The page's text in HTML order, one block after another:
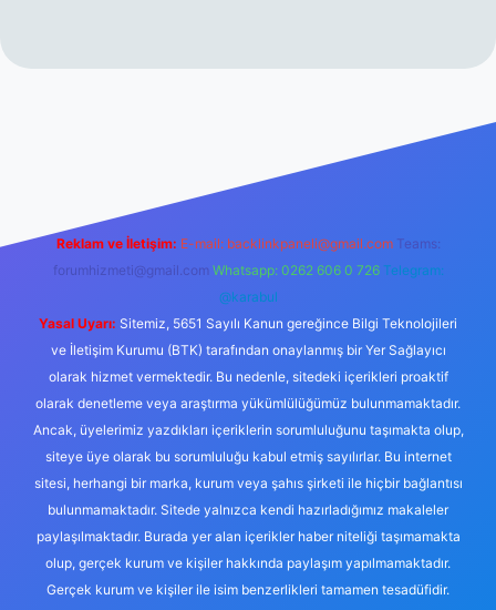
Reklam ve İletişim: E-mail: backlinkpaneli@gmail.com Teams:
forumhizmeti@gmail.com Whatsapp: 0262 606 0 726 Telegram:
@karabul
Yasal Uyarı: Sitemiz, 5651 Sayılı Kanun gereğince Bilgi Teknolojileri
ve İletişim Kurumu (BTK) tarafından onaylanmış bir Yer Sağlayıcı
olarak hizmet vermektedir. Bu nedenle, sitedeki içerikleri proaktif
olarak denetleme veya araştırma yükümlülüğümüz bulunmamaktadır.
Ancak, üyelerimiz yazdıkları içeriklerin sorumluluğunu taşımakta olup,
siteye üye olarak bu sorumluluğu kabul etmiş sayılırlar. Bu internet
sitesi, herhangi bir marka, kurum veya şahıs şirketi ile hiçbir bağlantısı
bulunmamaktadır. Sitede yalnızca kendi hazırladığımız makaleler
paylaşılmaktadır. Burada yer alan içerikler haber niteliği taşımamakta
olup, gerçek kurum ve kişiler hakkında paylaşım yapılmamaktadır.
Gerçek kurum ve kişiler ile isim benzerlikleri tamamen tesadüfidir.